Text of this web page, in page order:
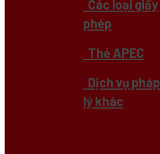
Các loại giấy
phép
Thẻ APEC
Dịch vụ pháp
lý khác